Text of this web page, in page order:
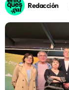
Sostenibilidad
Innova
Redacción